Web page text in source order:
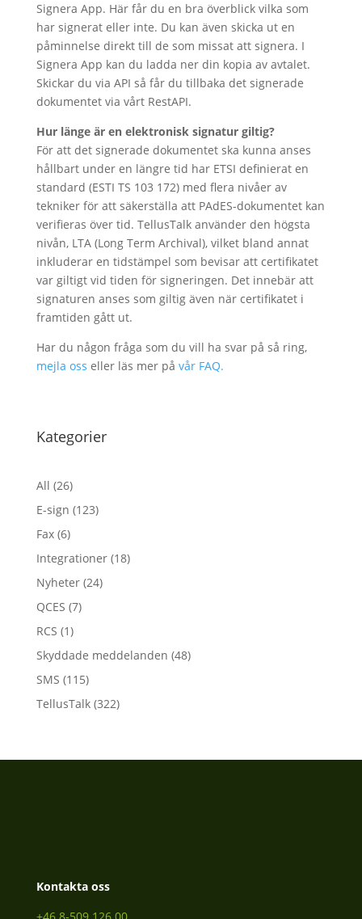
Signera App. Här får du en bra överblick vilka som
har signerat eller inte. Du kan även skicka ut en
påminnelse direkt till de som missat att signera. I
Signera App kan du ladda ner din kopia av avtalet.
Skickar du via API så får du tillbaka det signerade
dokumentet via vårt RestAPI.
Hur länge är en elektronisk signatur giltig?
För att det signerade dokumentet ska kunna anses
hållbart under en längre tid har ETSI definierat en
standard (ESTI TS 103 172) med flera nivåer av
tekniker för att säkerställa att PAdES-dokumentet kan
verifieras över tid. TellusTalk använder den högsta
nivån, LTA (Long Term Archival), vilket bland annat
inkluderar en tidstämpel som bevisar att certifikatet
var giltigt vid tiden för signeringen. Det innebär att
signaturen anses som giltig även när certifikatet i
framtiden gått ut.
Har du någon fråga som du vill ha svar på så ring,
mejla oss eller läs mer på vår FAQ.
Kategorier
All (26)
E-sign (123)
Fax(6)
Integrationer(18)
Nyheter(24)
QCES (7)
RCS (1)
Skyddade meddelanden (48)
SMS (115)
TellusTalk(322)
Kontakta oss